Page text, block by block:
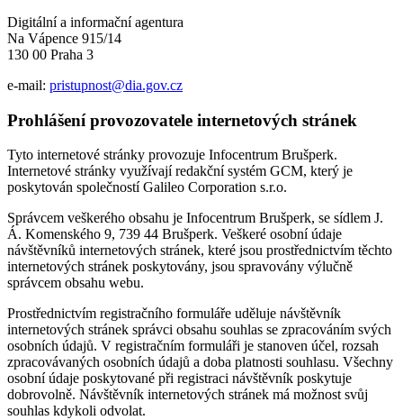
Digitální a informační agentura
Na Vápence 915/14
130 00 Praha 3
e-mail: pristupnost@dia.gov.cz
Prohlášení provozovatele internetových stránek
Tyto internetové stránky provozuje Infocentrum Brušperk.
Internetové stránky využívají redakční systém GCM, který je
poskytován společností Galileo Corporation s.r.o.
Správcem veškerého obsahu je Infocentrum Brušperk, se sídlem J.
Á. Komenského 9, 739 44 Brušperk. Veškeré osobní údaje
návštěvníků internetových stránek, které jsou prostřednictvím těchto
internetových stránek poskytovány, jsou spravovány výlučně
správcem obsahu webu.
Prostřednictvím registračního formuláře uděluje návštěvník
internetových stránek správci obsahu souhlas se zpracováním svých
osobních údajů. V registračním formuláři je stanoven účel, rozsah
zpracovávaných osobních údajů a doba platnosti souhlasu. Všechny
osobní údaje poskytované při registraci návštěvník poskytuje
dobrovolně. Návštěvník internetových stránek má možnost svůj
souhlas kdykoli odvolat.